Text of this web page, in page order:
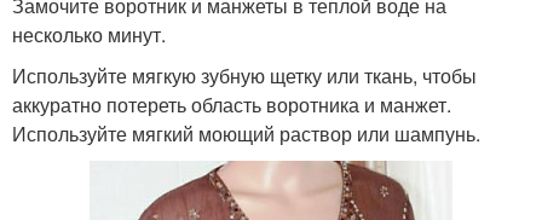
несколько минут.
Используйте мягкую зубную щетку или ткань, чтобы
аккуратно потереть область воротника и манжет.
Используйте мягкий моющий раствор или шампунь.